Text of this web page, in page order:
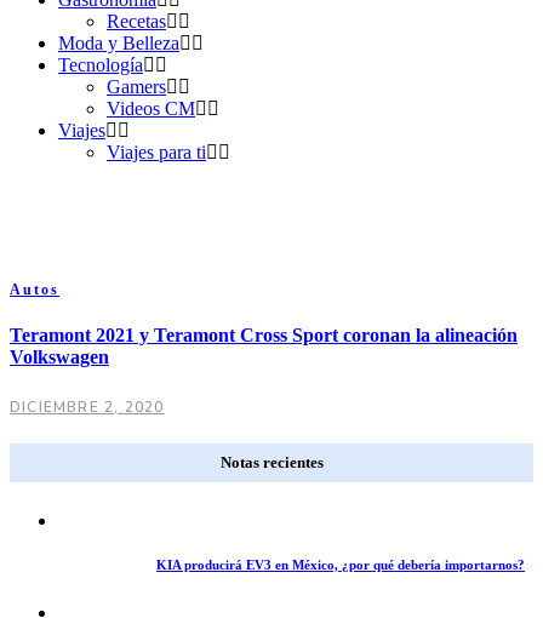
Recetas
Moda y Belleza
Tecnología
Gamers
Videos CM
Viajes
Viajes para ti
Autos
Teramont 2021 y Teramont Cross Sport coronan la alineación
Volkswagen
DICIEMBRE 2, 2020
Notas recientes
KIA producirá EV3 en México, ¿por qué debería importarnos?